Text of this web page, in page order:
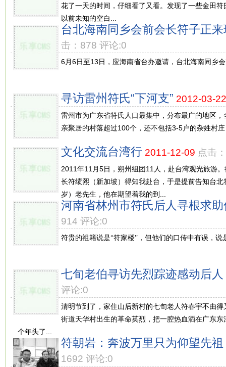
花了一天的时间，仔细看了又看。发现了一些金田
以前未知的空白...
台北海南同乡会前会长符子正
击：878 评论:0
6月6日至13日，应海南省台办邀请，台北海南同乡
寻访雷州符氏“下河支” 2012-03-22
雷州市为广东省符氏人口最集中，分布最广的地区
亲聚居的村落超过100个，还不包括3-5户的杂姓村
文化交流台湾行 2011-12-09 点击
2011年11月5日，朔州组团11人，赴台湾观光旅游
长符绩熙（新加坡）得知我赴台，于是提前告知台
岁）老先生，他在期望着我的到...
河南省林州市符氏后人寻根求助
914 评论:0
符贵的祖籍说是‘‘符家楼’’，但他们的口传中有误，说
七旬老伯寻访先烈踪迹感动后人
评论:0
清明节到了，家住山后新村的七旬老人符春宇不由
街道天华村出生的革命英烈，把一腔热血洒在广东
个年头了...
符朝岩：奔波万里只为仰望先祖
1692 评论:0